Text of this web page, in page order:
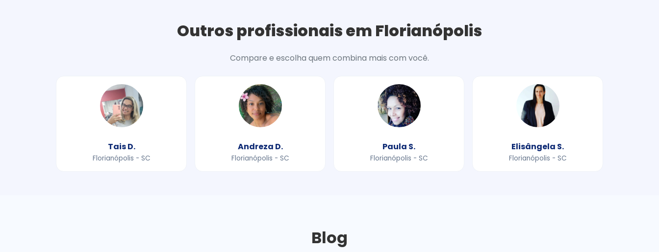
Outros profissionais em Florianópolis
Compare e escolha quem combina mais com você.
Tais D.
Florianópolis - SC
Andreza D.
Florianópolis - SC
Paula S.
Florianópolis - SC
Elisângela S.
Florianópolis - SC
Blog